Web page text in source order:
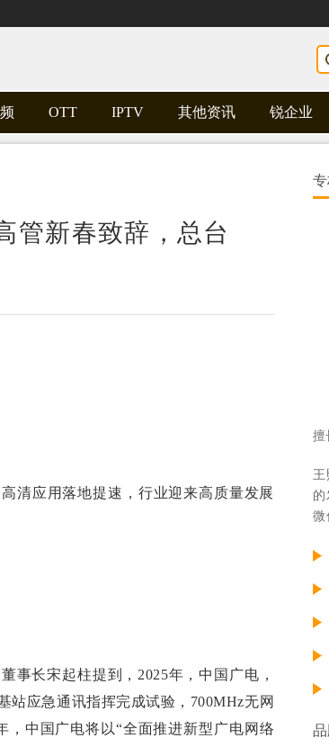
OTT IPTV 其他资讯 锐企业
管新春致辞，总台
应用落地提速，行业迎来高质量发展
事长宋起柱提到，2025年，中国广电，
站应急通讯指挥完成试验，700MHz无网
，中国广电将以“全面推进新型广电网络
擅
王
的
微